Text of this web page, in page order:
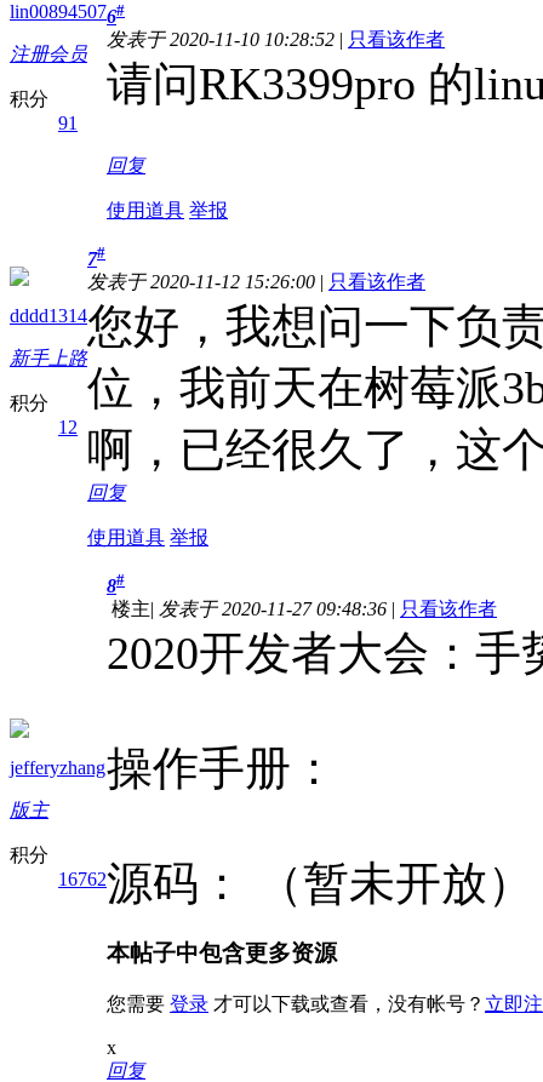
lin00894507
注册会员
积分
91
6#
发表于 2020-11-10 10:28:52 | 只看该作者
请问RK3399pro 的
回复
使用道具 举报
dddd1314
新手上路
积分
12
7#
发表于 2020-11-12 15:26:00 | 只看该作者
您好，我想问一下负
位，我前天在树莓派
啊，已经很久了，这
回复
使用道具 举报
jefferyzhang
版主
积分
16762
8#
楼主| 发表于 2020-11-27 09:48:36 | 只看该作者
2020开发者大会：
操作手册：
源码： （暂未开放）
本帖子中包含更多资源
您需要 登录 才可以下载或查看，没有帐号？ 立即
x
回复